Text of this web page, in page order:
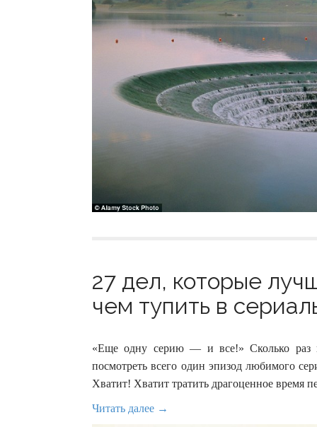
27 дел, которые
чем тупить в
«Еще одну серию — и все!» Сколько раз
посмотреть всего один эпизод любимого
Хватит! Хватит тратить драгоценное время
Читать далее →